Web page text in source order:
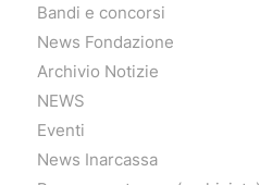
Bandi e concorsi
News Fondazione
Archivio Notizie
NEWS
Eventi
News Inarcassa